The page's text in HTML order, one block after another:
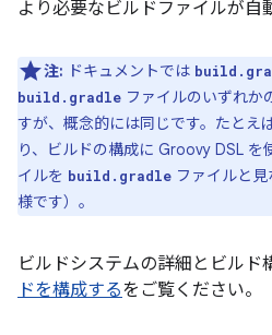
より必要なビルドファイルが自
注: ドキュメントでは
build.gradle ファイルのいずれか
すが、概念的には同じです。たとえば
り、ビルドの構成に Groovy DSL を
イルを build.gradle ファイルと
様です）。
ビルドシステムの詳細とビルド
ドを構成するをご覧ください。